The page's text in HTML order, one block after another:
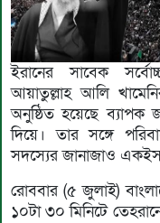
ইরানের সাবেক
আয়াতুল্লাহ আলি
অনুষ্ঠিত হয়েছে ব্যাপক
দিয়ে। তার সঙ্গে
সদস্যের জানাজাও
রোববার (৫ জুলাই)
১০টা ৩০ মিনিটে